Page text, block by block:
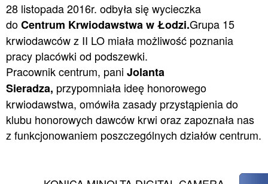
28 listopada 2016r. odbyła się wycieczka
doCentrum Krwiodawstwa w Łodzi.Grupa 15
krwiodawców z II LO miała możliwość poznania
pracy placówki od podszewki.
Pracownik centrum, pani Jolanta
Sieradza, przypomniała ideę honorowego
krwiodawstwa, omówiła zasady przystąpienia do
klubu honorowych dawców krwi oraz zapoznała nas
z funkcjonowaniem poszczególnych działów centrum.